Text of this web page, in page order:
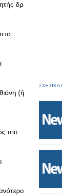
δρ
(ή
πιο
ΣΧΕΤΙΚΑ